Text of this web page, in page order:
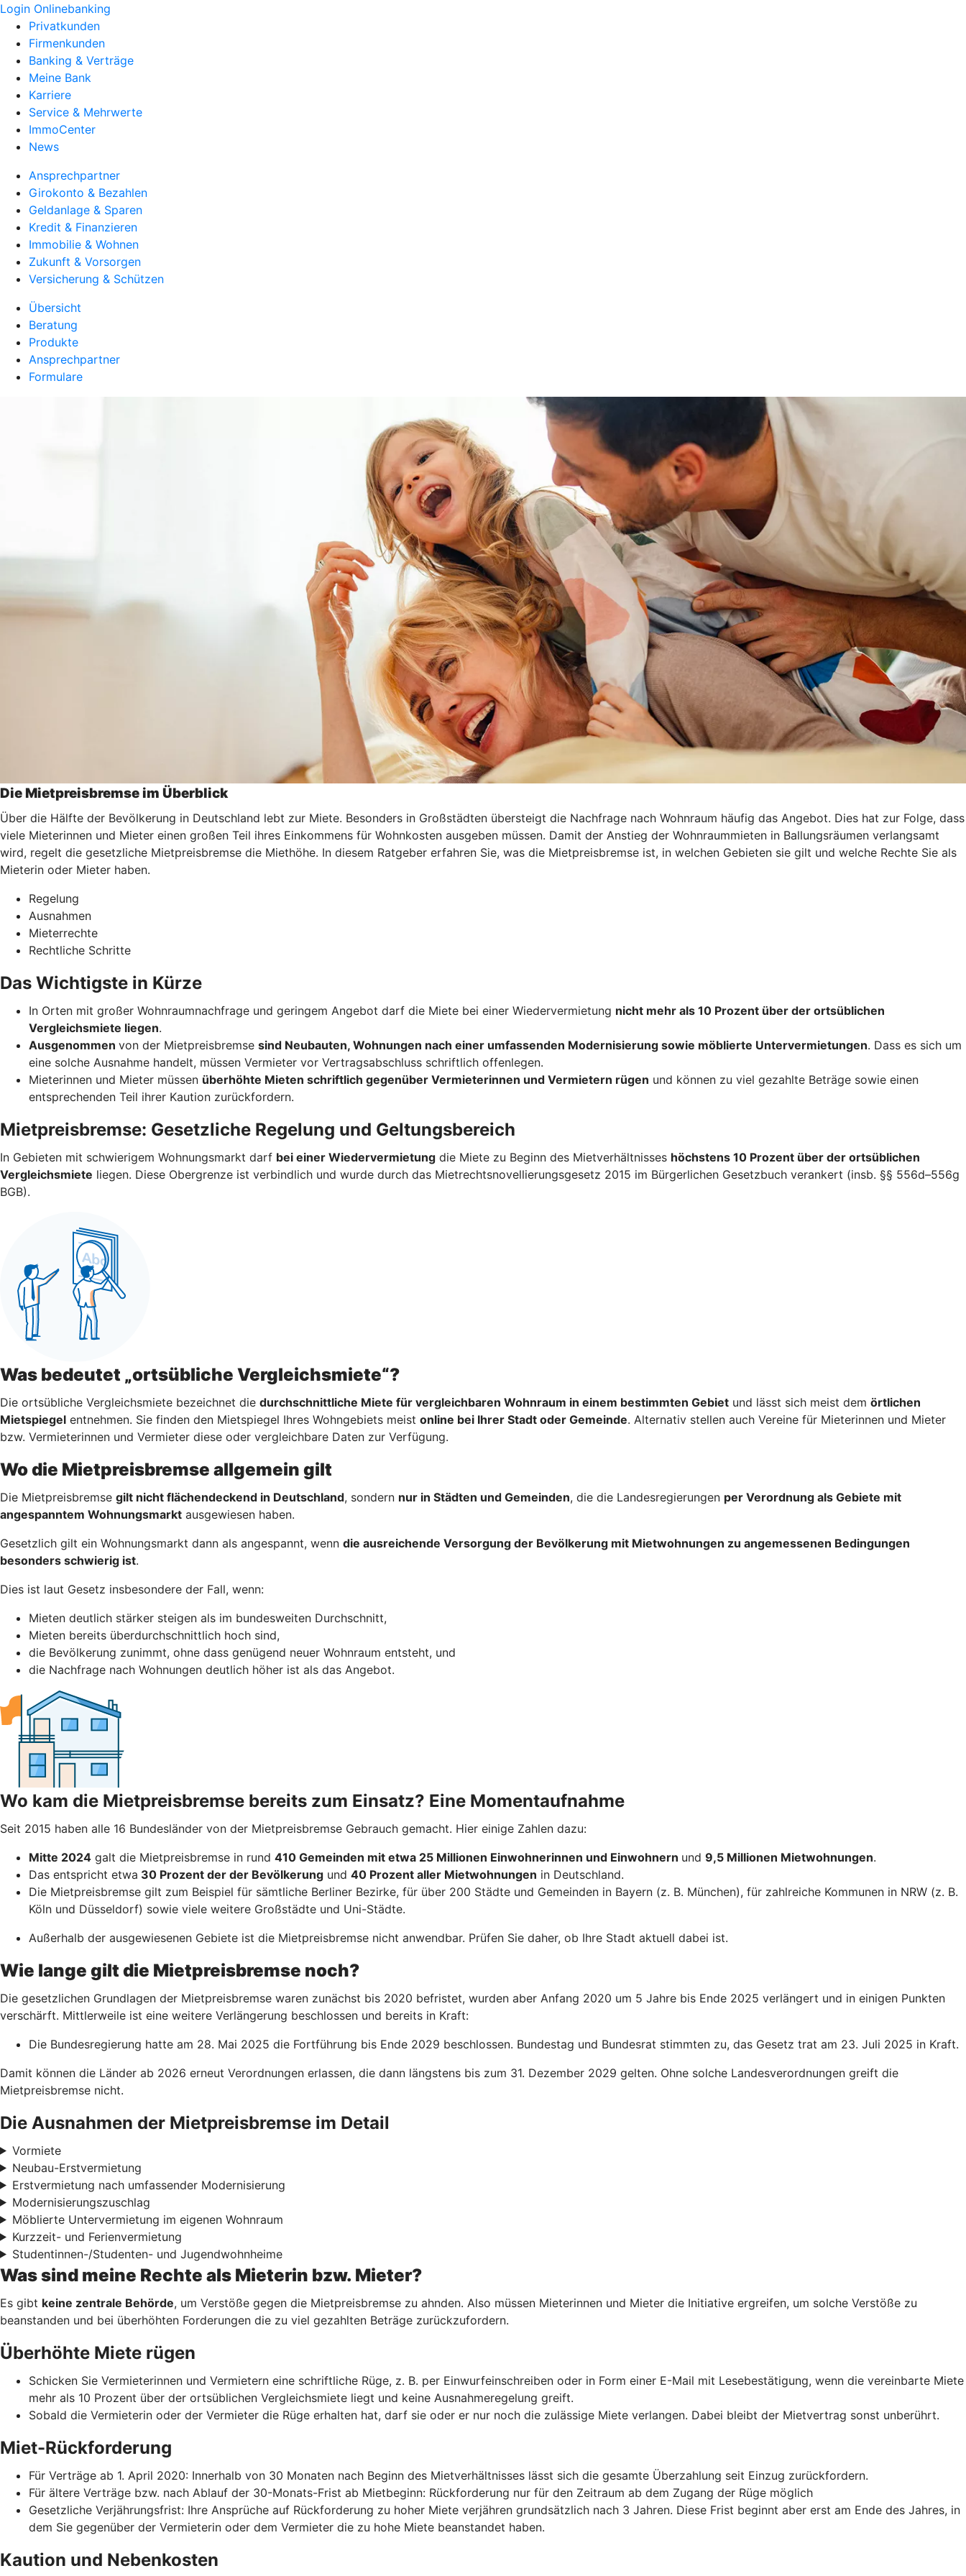
Login Onlinebanking
Privatkunden
Firmenkunden
Banking & Verträge
Meine Bank
Karriere
Service & Mehrwerte
ImmoCenter
News
Ansprechpartner
Girokonto & Bezahlen
Geldanlage & Sparen
Kredit & Finanzieren
Immobilie & Wohnen
Zukunft & Vorsorgen
Versicherung & Schützen
Übersicht
Beratung
Produkte
Ansprechpartner
Formulare
Die Mietpreisbremse im Überblick
Über die Hälfte der Bevölkerung in Deutschland lebt zur Miete. Besonders in Großstädten übersteigt die Nachfrage nach Wohnraum häufig das Angebot. Dies hat zur Folge, dass
viele Mieterinnen und Mieter einen großen Teil ihres Einkommens für Wohnkosten ausgeben müssen. Damit der Anstieg der Wohnraummieten in Ballungsräumen verlangsamt
wird, regelt die gesetzliche Mietpreisbremse die Miethöhe. In diesem Ratgeber erfahren Sie, was die Mietpreisbremse ist, in welchen Gebieten sie gilt und welche Rechte Sie als
Mieterin oder Mieter haben.
Regelung
Ausnahmen
Mieterrechte
Rechtliche Schritte
Das Wichtigste in Kürze
In Orten mit großer Wohnraumnachfrage und geringem Angebot darf die Miete bei einer Wiedervermietung nicht mehr als 10 Prozent über der ortsüblichen
Vergleichsmiete liegen.
Ausgenommen von der Mietpreisbremse sind Neubauten, Wohnungen nach einer umfassenden Modernisierung sowie möblierte Untervermietungen. Dass es sich um
eine solche Ausnahme handelt, müssen Vermieter vor Vertragsabschluss schriftlich offenlegen.
Mieterinnen und Mieter müssen überhöhte Mieten schriftlich gegenüber Vermieterinnen und Vermietern rügen und können zu viel gezahlte Beträge sowie einen
entsprechenden Teil ihrer Kaution zurückfordern.
Mietpreisbremse: Gesetzliche Regelung und Geltungsbereich
In Gebieten mit schwierigem Wohnungsmarkt darf bei einer Wiedervermietung die Miete zu Beginn des Mietverhältnisses höchstens 10 Prozent über der ortsüblichen
Vergleichsmiete liegen. Diese Obergrenze ist verbindlich und wurde durch das Mietrechtsnovellierungsgesetz 2015 im Bürgerlichen Gesetzbuch verankert (insb. §§ 556d–556g
BGB).
Was bedeutet „ortsübliche Vergleichsmiete“?
Die ortsübliche Vergleichsmiete bezeichnet die durchschnittliche Miete für vergleichbaren Wohnraum in einem bestimmten Gebiet und lässt sich meist dem örtlichen
Mietspiegel entnehmen. Sie finden den Mietspiegel Ihres Wohngebiets meist online bei Ihrer Stadt oder Gemeinde. Alternativ stellen auch Vereine für Mieterinnen und Mieter
bzw. Vermieterinnen und Vermieter diese oder vergleichbare Daten zur Verfügung.
Wo die Mietpreisbremse allgemein gilt
Die Mietpreisbremse gilt nicht flächendeckend in Deutschland, sondern nur in Städten und Gemeinden, die die Landesregierungen per Verordnung als Gebiete mit
angespanntem Wohnungsmarkt ausgewiesen haben.
Gesetzlich gilt ein Wohnungsmarkt dann als angespannt, wenn die ausreichende Versorgung der Bevölkerung mit Mietwohnungen zu angemessenen Bedingungen
besonders schwierig ist.
Dies ist laut Gesetz insbesondere der Fall, wenn:
Mieten deutlich stärker steigen als im bundesweiten Durchschnitt,
Mieten bereits überdurchschnittlich hoch sind,
die Bevölkerung zunimmt, ohne dass genügend neuer Wohnraum entsteht, und
die Nachfrage nach Wohnungen deutlich höher ist als das Angebot.
Wo kam die Mietpreisbremse bereits zum Einsatz? Eine Momentaufnahme
Seit 2015 haben alle 16 Bundesländer von der Mietpreisbremse Gebrauch gemacht. Hier einige Zahlen dazu:
Mitte 2024 galt die Mietpreisbremse in rund 410 Gemeinden mit etwa 25 Millionen Einwohnerinnen und Einwohnern und 9,5 Millionen Mietwohnungen.
Das entspricht etwa 30 Prozent der der Bevölkerung und 40 Prozent aller Mietwohnungen in Deutschland.
Die Mietpreisbremse gilt zum Beispiel für sämtliche Berliner Bezirke, für über 200 Städte und Gemeinden in Bayern (z. B. München), für zahlreiche Kommunen in NRW (z. B.
Köln und Düsseldorf) sowie viele weitere Großstädte und Uni-Städte.
Außerhalb der ausgewiesenen Gebiete ist die Mietpreisbremse nicht anwendbar. Prüfen Sie daher, ob Ihre Stadt aktuell dabei ist.
Wie lange gilt die Mietpreisbremse noch?
Die gesetzlichen Grundlagen der Mietpreisbremse waren zunächst bis 2020 befristet, wurden aber Anfang 2020 um 5 Jahre bis Ende 2025 verlängert und in einigen Punkten
verschärft. Mittlerweile ist eine weitere Verlängerung beschlossen und bereits in Kraft:
Die Bundesregierung hatte am 28. Mai 2025 die Fortführung bis Ende 2029 beschlossen. Bundestag und Bundesrat stimmten zu, das Gesetz trat am 23. Juli 2025 in Kraft.
Damit können die Länder ab 2026 erneut Verordnungen erlassen, die dann längstens bis zum 31. Dezember 2029 gelten. Ohne solche Landesverordnungen greift die
Mietpreisbremse nicht.
Die Ausnahmen der Mietpreisbremse im Detail
Vormiete
Neubau-Erstvermietung
Erstvermietung nach umfassender Modernisierung
Modernisierungszuschlag
Möblierte Untervermietung im eigenen Wohnraum
Kurzzeit- und Ferienvermietung
Studentinnen-/Studenten- und Jugendwohnheime
Was sind meine Rechte als Mieterin bzw. Mieter?
Es gibt keine zentrale Behörde, um Verstöße gegen die Mietpreisbremse zu ahnden. Also müssen Mieterinnen und Mieter die Initiative ergreifen, um solche Verstöße zu
beanstanden und bei überhöhten Forderungen die zu viel gezahlten Beträge zurückzufordern.
Überhöhte Miete rügen
Schicken Sie Vermieterinnen und Vermietern eine schriftliche Rüge, z. B. per Einwurfeinschreiben oder in Form einer E-Mail mit Lesebestätigung, wenn die vereinbarte Miete
mehr als 10 Prozent über der ortsüblichen Vergleichsmiete liegt und keine Ausnahmeregelung greift.
Sobald die Vermieterin oder der Vermieter die Rüge erhalten hat, darf sie oder er nur noch die zulässige Miete verlangen. Dabei bleibt der Mietvertrag sonst unberührt.
Miet-Rückforderung
Für Verträge ab 1. April 2020: Innerhalb von 30 Monaten nach Beginn des Mietverhältnisses lässt sich die gesamte Überzahlung seit Einzug zurückfordern.
Für ältere Verträge bzw. nach Ablauf der 30-Monats-Frist ab Mietbeginn: Rückforderung nur für den Zeitraum ab dem Zugang der Rüge möglich
Gesetzliche Verjährungsfrist: Ihre Ansprüche auf Rückforderung zu hoher Miete verjähren grundsätzlich nach 3 Jahren. Diese Frist beginnt aber erst am Ende des Jahres, in
dem Sie gegenüber der Vermieterin oder dem Vermieter die zu hohe Miete beanstandet haben.
Kaution und Nebenkosten